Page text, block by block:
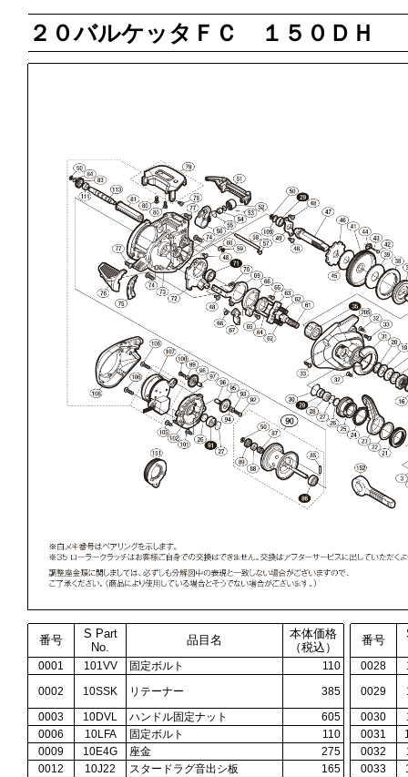
２０バルケッタＦＣ １５０ＤＨ
番号
S Part
No.
品目名
本体価格
（税込）
番号
0001 101VV 固定ボルト 110 0028
0002
10SSK リテーナー 385 0029
0003
10DVL ハンドル固定ナット 605 0030
0006
10LFA 固定ボルト 110 0031
0009
10E4G 座金 275 0032
0012
10J22 スタードラグ音出シ板 165 0033